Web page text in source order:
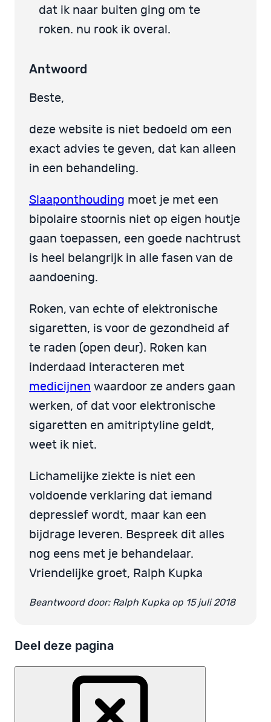
dat ik naar buiten ging om te
roken. nu rook ik overal.
Antwoord
Beste,
deze website is niet bedoeld om een
exact advies te geven, dat kan alleen
in een behandeling.
Slaaponthouding moet je met een
bipolaire stoornis niet op eigen houtje
gaan toepassen, een goede nachtrust
is heel belangrijk in alle fasen van de
aandoening.
Roken, van echte of elektronische
sigaretten, is voor de gezondheid af
te raden (open deur). Roken kan
inderdaad interacteren met
medicijnen waardoor ze anders gaan
werken, of dat voor elektronische
sigaretten en amitriptyline geldt,
weet ik niet.
Lichamelijke ziekte is niet een
voldoende verklaring dat iemand
depressief wordt, maar kan een
bijdrage leveren. Bespreek dit alles
nog eens met je behandelaar.
Vriendelijke groet, Ralph Kupka
Beantwoord door: Ralph Kupka op 15 juli 2018
Deel deze pagina